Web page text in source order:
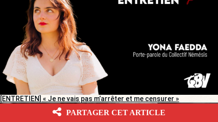
[ENTRETIEN] « Je ne vais pas m’arrêter et me censurer »
PARTAGER CET ARTICLE